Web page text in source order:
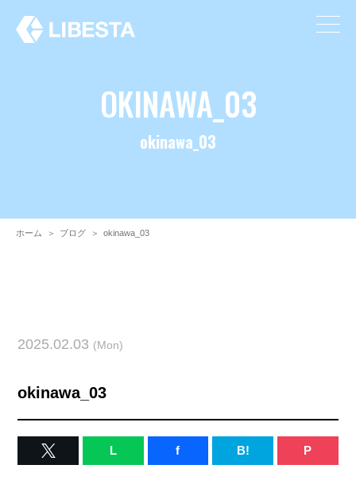
OKINAWA_03
okinawa_03
ホーム ＞ ブログ ＞ okinawa_03
2025.02.03 (Mon)
okinawa_03
L f B! P